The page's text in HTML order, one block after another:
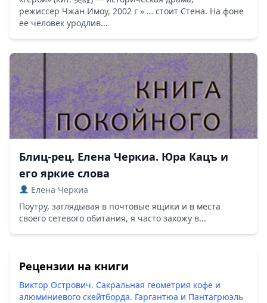
режиссер Чжан Имоу, 2002 г » … стоит Стена. На фоне
её человек уродлив...
Блиц-рец. Елена Черкиа. Юра Кацъ и
его яркие слова
Елена Черкиа
Поутру, заглядывая в почтовые ящики и в места
своего сетевого обитания, я часто захожу в...
Рецензии на книги
Виктор Острович. Сакральная геометрия кофе и
алюминиевого скейтборда. Гаргантюа и Пантагрюэль